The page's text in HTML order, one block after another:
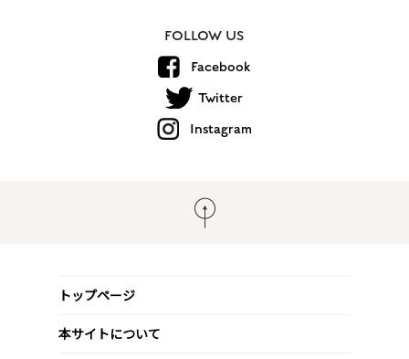
FOLLOW US
Facebook
Twitter
Instagram
トップページ
本サイトについて